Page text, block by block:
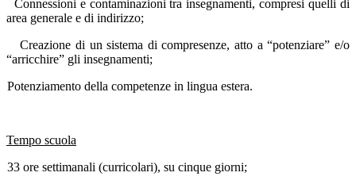
Connessioni e contaminazioni tra insegnamenti, compresi quelli di
area generale e di indirizzo;
Creazione di un sistema di compresenze, atto a “potenziare” e/o
“arricchire” gli insegnamenti;
Potenziamento della competenze in lingua estera.
Tempo scuola
33 ore settimanali (curricolari), su cinque giorni;